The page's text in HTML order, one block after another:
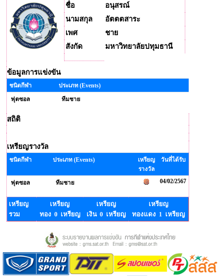
ชื่อ
อนุสรณ์
นามสกุล
อัตตตสาระ
เพศ
ชาย
สังกัด
มหาวิทยาลัยปทุมธานี
ข้อมูลการแข่งขัน
ชนิดกีฬา
ประเภท (Events)
ฟุตซอล
ทีมชาย
สถิติ
เหรียญรางวัล
ชนิดกีฬา ประเภท (Events)
เหรียญ
รางวัล
วันที่ได้รับ
ฟุตซอล ทีมชาย 04/02/2567
เหรียญ
รวม
เหรียญ
ทอง 0 เหรียญ
เหรียญ
เงิน 0 เหรียญ
เหรียญ
ทองแดง 1 เหรียญ